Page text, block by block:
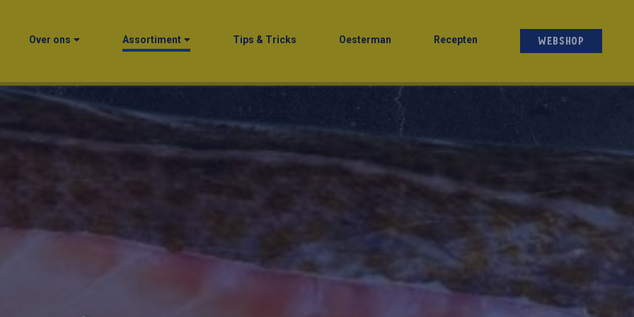
Over ons Assortiment Tips & Tricks Oesterman Recepten WEBSHOP